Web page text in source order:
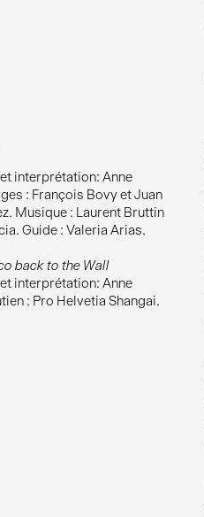
interprétation: Anne
: François Bovy et Juan
Musique : Laurent Bruttin
Guide : Valeria Arias.
back to the Wall
interprétation: Anne
: Pro Helvetia Shangai.